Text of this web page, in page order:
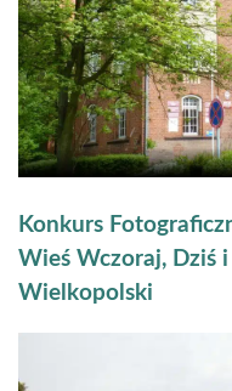
Konkurs
Wieś Wczoraj, Dziś
Wielkopolski